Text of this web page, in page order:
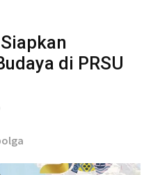
di PRSU